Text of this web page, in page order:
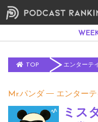
TOP エンターテ
Mr.パンダ エンター
ミス